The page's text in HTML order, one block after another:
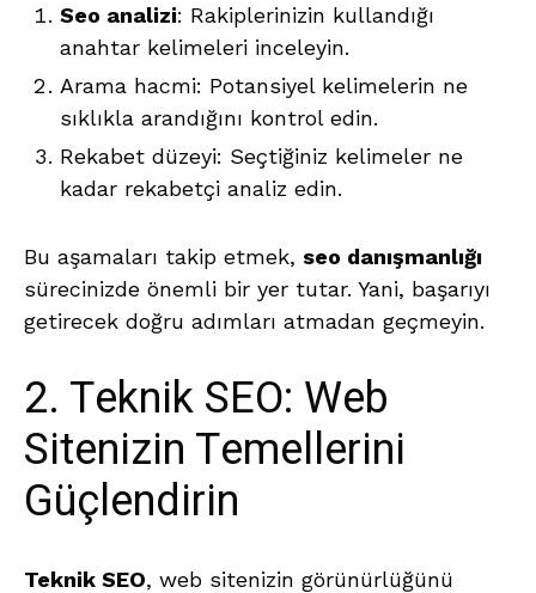
Seo analizi: Rakiplerinizin kullandığı
anahtar kelimeleri inceleyin.
Arama hacmi: Potansiyel kelimelerin ne
sıklıkla arandığını kontrol edin.
Rekabet düzeyi: Seçtiğiniz kelimeler ne
kadar rekabetçi analiz edin.
Bu aşamaları takip etmek, seo danışmanlığı
sürecinizde önemli bir yer tutar. Yani, başarıyı
getirecek doğru adımları atmadan geçmeyin.
2. Teknik SEO: Web
Sitenizin Temellerini
Güçlendirin
Teknik SEO, web sitenizin görünürlüğünü